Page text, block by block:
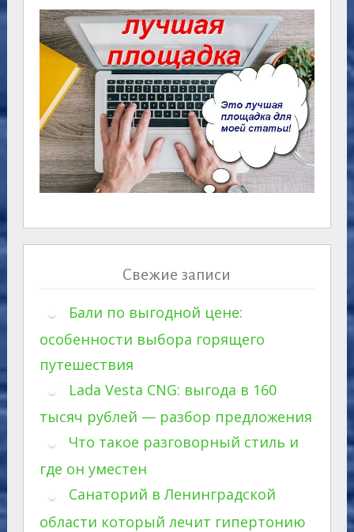
Свежие записи
Бали по выгодной цене:
особенности выбора горящего
путешествия
Lada Vesta CNG: выгода в 160
тысяч рублей — разбор предложения
Что такое разговорный стиль и
где он уместен
Санаторий в Ленинградской
области который лечит гипертонию